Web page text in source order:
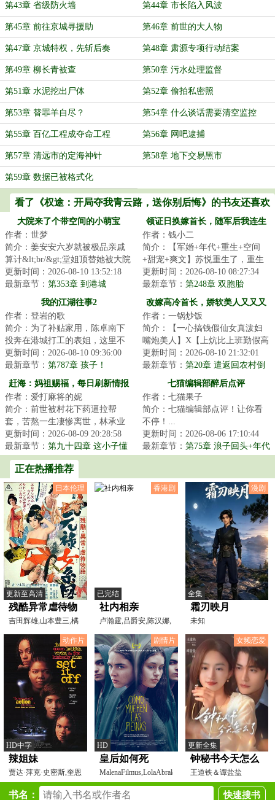
第43章 省级防火墙 第44章 市长陷入风波
第45章 前往京城寻援助 第46章 前世的大人物
第47章 京城特权，先斩后奏 第48章 肃源专项行动结案
第49章 柳长青被查 第50章 污水处理监督
第51章 水泥挖出尸体 第52章 偷拍私密照
第53章 替罪羊自尽？ 第54章 什么谈话需要清空监控
第55章 百亿工程成夺命工程 第56章 网吧逮捕
第57章 清远市的定海神针 第58章 地下交易黑市
第59章 数据已被格式化
看了《权途：开局夺我青云路，送你别后悔》的书友还喜欢
看
大院来了个带空间的小萌宝
作者：世梦
简介：姜安安六岁就被极品亲戚
算计&lt;br/&gt;堂姐顶替她被大院
军官收养，三姑把她给痴傻继子
当童养媳。&...
更新时间：2026-08-10 13:52:18
最新章节： 第353章 到港城
领证日换嫁首长，随军后我连生
作者：钱小二
简介：【军婚+年代+重生+空间
+甜宠+爽文】苏悦重生了，重生
在和渣男领证当天。上辈子，苏
家被人算计，下...
更新时间：2026-08-10 08:27:34
最新章节： 第248章 双胞胎
我的江湖往事2
作者：登岩的歌
简介：为了补贴家用，陈卓南下
投奔在港城打工的表姐，这里不
仅有遍地的机遇，还有数不清的
尔虞我诈，更有...
更新时间：2026-08-10 09:36:00
最新章节： 第787章 孩子！
改嫁高冷首长，娇软美人又又又
怀上了
作者：一锅炒饭
简介：【一心搞钱假仙女真泼妇
嘴炮美人】X【上炕比上班勤假高
冷真兵痞军帅】人人都笑车月眉
活成了笑话，...
更新时间：2026-08-10 21:32:01
最新章节： 第20章 遣返回农村倒
赶海：妈祖赐福，每日刷新情报
作者：爱打麻将的妮
简介：前世被村花下药逼拉帮
套，苦熬一生凄惨离世，林承业
重生回到阴谋当晚！妈祖赐福激
活赶海情报系统，...
更新时间：2026-08-09 20:28:58
最新章节： 第九十四章 这小子懂
行
七猫编辑部醉后点评
作者：七猫果子
简介：七猫编辑部点评！让你看
不停！...
更新时间：2026-08-06 17:10:44
最新章节： 第75章 浪子回头+年代
正在热播推荐
日本伦理
更新至高清
残酷异常虐待物
语：元禄女系图
吉田辉雄,山本豊三,橘
ますみ
香港剧
已完结
社内相亲
卢瀚霆,吕爵安,陈汉娜,
沈殷怡,罗家英,蔡宛
漫剧
全集
霜刃映月
未知
动作片
HD中字
辣姐妹
贾达·萍克·史密斯,奎恩
·拉提法,薇薇卡·
剧情片
HD
皇后如何死
MalenaFilmus,LolaAbraldes,FrancoRizzaro,
女频恋爱
更新全集
钟秘书今天怎么
了
王道铁＆谭盐盐
书名：